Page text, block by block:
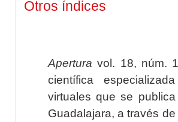
Otros índices
Apertura vol. 18, núm.
científica
virtuales que se
Guadalajara, a través